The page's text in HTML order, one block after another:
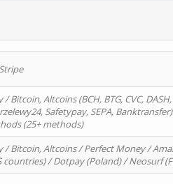
Altcoins (BCH, BTG, CVC, DASH,
Safetypay, SEPA,
(25+ methods)
/ Bitcoin, Altcoins / Perfect Money /
countries) / Dotpay (Poland) / Neosurf